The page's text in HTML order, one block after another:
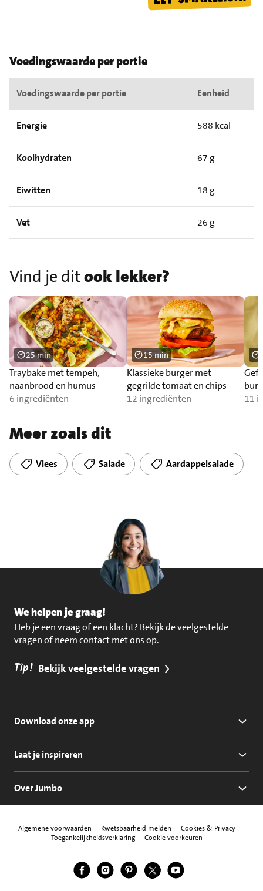
Voedingswaarde per portie
Voedingswaarde per portie Eenheid
Energie 588 kcal
Koolhydraten 67 g
Eiwitten 18 g
Vet 26 g
Vind je ditook lekker?
Traybake met tempeh,
naanbrood en humus
6 ingrediënten
25 min
Klassieke burger met
gegrilde tomaat en chips
12 ingrediënten
15 min
11
Meer zoals dit
Vlees Salade Aardappelsalade
We helpen je graag!
Heb je een vraag of een klacht? Bekijk de veelgestelde
vragen of neem contact met ons op.
Tip! Bekijk veelgestelde vragen
Download onze app
Laat je inspireren
Over Jumbo
Algemene voorwaarden Kwetsbaarheid melden
Cookies & Privacy
Toegankelijkheidsverklaring
Cookie voorkeuren
Volg ons
Jumbo Facebook
Jumbo Instagram
Jumbo Pinterest
Jumbo Twitter
Jumbo YouTube